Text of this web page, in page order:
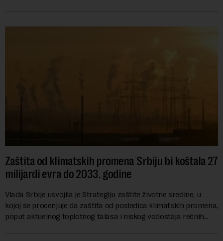
Zaštita od klimatskih promena Srbiju bi koštala 27
milijardi evra do 2033. godine
Vlada Srbije usvojila je Strategiju zaštite životne sredine, u
kojoj se procenjuje da zaštita od posledica klimatskih promena,
poput aktuelnog toplotnog talasa i niskog vodostaja rečnih